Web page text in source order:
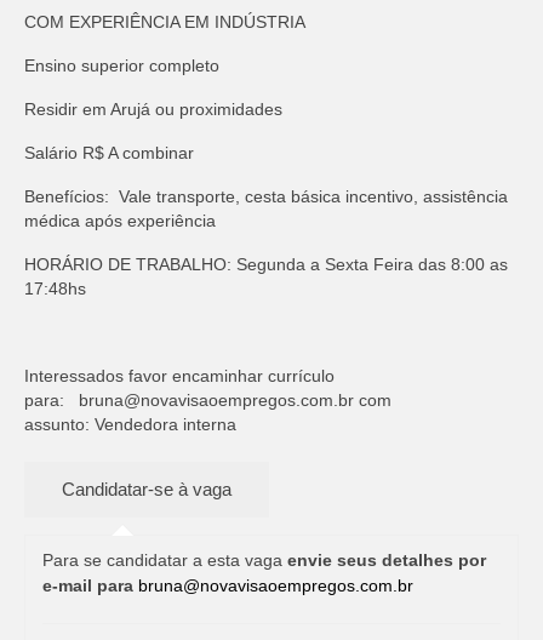
COM EXPERIÊNCIA EM INDÚSTRIA
Ensino superior completo
Residir em Arujá ou proximidades
Salário R$ A combinar
Benefícios: Vale transporte, cesta básica incentivo, assistência
médica após experiência
HORÁRIO DE TRABALHO: Segunda a Sexta Feira das 8:00 as
17:48hs
Interessados favor encaminhar currículo
para: bruna@novavisaoempregos.com.br com
assunto: Vendedora interna
Para se candidatar a esta vaga envie seus detalhes por
e-mail para bruna@novavisaoempregos.com.br